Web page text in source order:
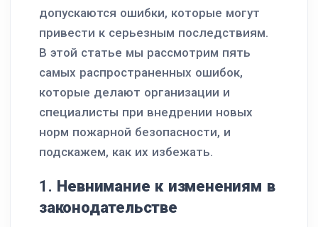
допускаются ошибки, которые могут
привести к серьезным последствиям.
В этой статье мы рассмотрим пять
самых распространенных ошибок,
которые делают организации и
специалисты при внедрении новых
норм пожарной безопасности, и
подскажем, как их избежать.
1. Невнимание к изменениям в
законодательстве